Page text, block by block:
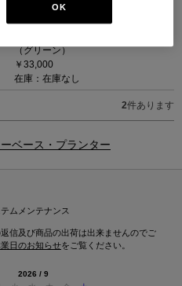
Karakter(カラクター) - CLESSIDRA
（グリーン）
￥33,000
在庫：在庫なし
2件あります
ベース・プランター
ムメンテナンス
信及び商品の出荷は出来ませんのでご
日のお知らせをご覧ください。
2026 / 9
OK